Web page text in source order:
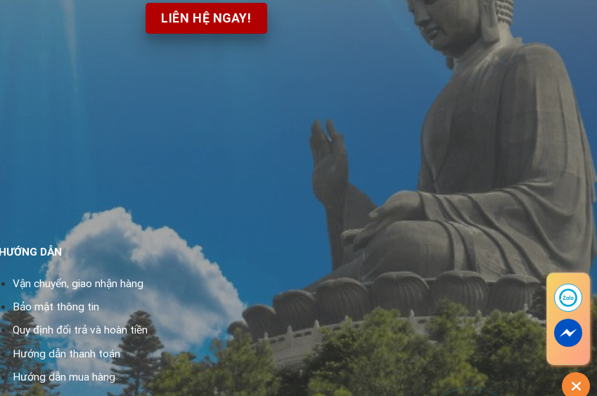
LIÊN HỆ NGAY!
HƯỚNG DẪN
Vận chuyển, giao nhận hàng
Bảo mật thông tin
Quy định đổi trả và hoàn tiền
Hướng dẫn thanh toán
Hướng dẫn mua hàng